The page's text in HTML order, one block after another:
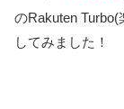
のRakuten Turbo(
してみました！